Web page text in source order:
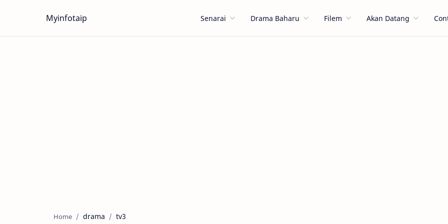
Myinfotaip Senarai Drama Baharu Filem Akan Datang
Home drama tv3